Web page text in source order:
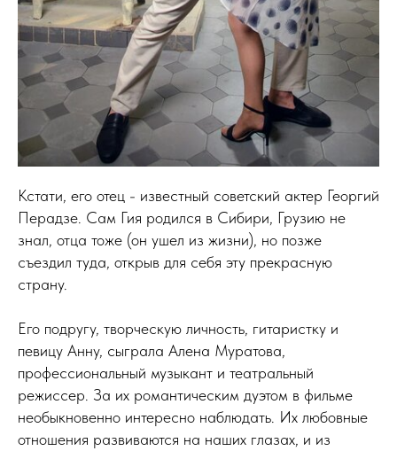
Кстати, его отец - известный советский актер Георгий
Перадзе. Сам Гия родился в Сибири, Грузию не
знал, отца тоже (он ушел из жизни), но позже
съездил туда, открыв для себя эту прекрасную
страну.
Его подругу, творческую личность, гитаристку и
певицу Анну, сыграла Алена Муратова,
профессиональный музыкант и театральный
режиссер. За их романтическим дуэтом в фильме
необыкновенно интересно наблюдать. Их любовные
отношения развиваются на наших глазах, и из